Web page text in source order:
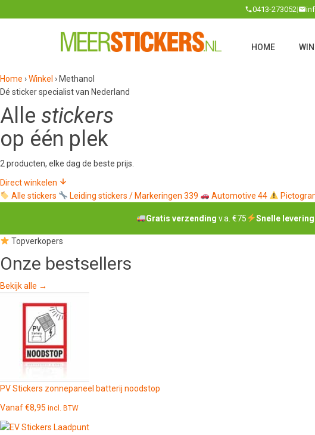
0413-273052|
HOME
Home ›Winkel › Methanol
Dé sticker specialist van Nederland
Alle stickers
op één plek
2 producten, elke dag de beste prijs.
Direct winkelen
Alle stickers
Leiding stickers / Markeringen 339 Automotive 44
Gratis verzending v.a. €75 Snelle levering
Topverkopers
Onze bestsellers
Bekijk alle →
PV Stickers zonnepaneel batterij noodstop
Vanaf€8,95 incl. BTW